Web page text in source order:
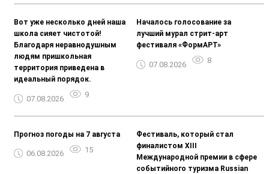
Вот уже несколько дней наша
школа сияет чистотой!
Благодаря неравнодушным
людям пришкольная
территория приведена в
идеальный порядок.
07.08.2026 9
Началось голосование за
лучший мурал стрит-арт
фестиваля «ФормАРТ»
07.08.2026 8
Прогноз погоды на 7 августа
06.08.2026 15
Фестиваль, который стал
финалистом ХIII
Международной премии в сфере
событийного туризма Russian